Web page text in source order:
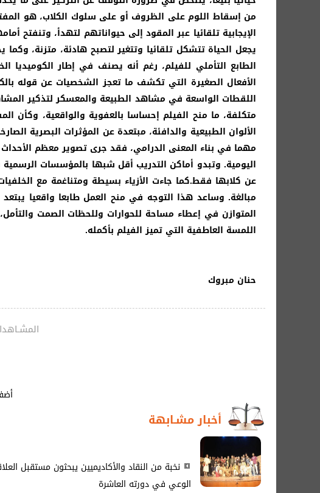
من إسقاط اللوم على الظروف أو على سلوك الكلاب، هو
الإيجابية تلقائيا عبر المقود إلى حيواناتهم لتهدأ، وتنفتح
يجعل الحياة تتشكل تلقائيا وتتغير لتصبح هادئة، متزنة،
الطابع التأملي للفيلم، رغم أنه يصنف في إطار
الأفعال الصغيرة التي تكشف ما تعجز الشخصيات عن قوله
اللقطات الواسعة في مشاهد الطبيعة والمعسكر لتذكير
متكلفة، ما منح الفيلم إحساسا بالعفوية والواقعية،
الألوان الطبيعية والدافئة، مبتعدة عن المؤثرات البصرية
مهما في بناء المعنى الدرامي، فقد جرى تصوير معظم الأحداث
اليومية. وتبدو أماكن التدريب أقل شبها بالمؤسسات
عن كلابها فقط.كما جاءت الأزياء بسيطة ومتناغمة مع
مبالغة. وساعد هذا التوجه في منح العمل طابعا واقعيا
المتوازن في إعطاء مساحة للحوارات وللحظات الصمت
اللمسة العاطفية التي تميز الفيلم بأكمله.
حنان مبروك
أخبار مشـابهة
نخبة من النقاد والأكاديميين يبحثون مستقبل
الوعي في دورته العاشرة